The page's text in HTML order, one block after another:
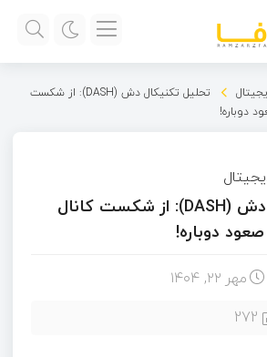
تحلیل تکنیکال دش (DASH): از شکست
دوباره!
تحلیل تکنیکال دش (DASH): از شکست کانال
دوباره!
مهر ۲۲, ۱۴۰۴
272